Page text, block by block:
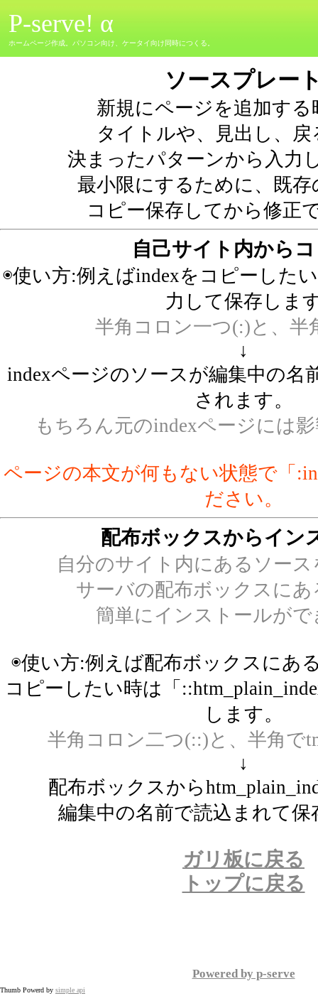
P-serve! α
ホームページ作成。パソコン向け、ケータイ向け同時につくる。
ソースプレー
新規にページを追加する
タイトルや、見出し、
決まったパターンから入力
最小限にするために、既
コピー保存してから修正
自己サイト内から
◉使い方:例えばindexをコピーした
力して保存しま
半角コロン一つ(:)と、半
↓
indexページのソースが編集中の名
されます。
もちろん元のindexページには
ページの本文が何もない状態で「
ださい。
配布ボックスからイン
自分のサイト内にあるソー
サーバの配布ボックスに
簡単にインストールが
◉使い方:例えば配布ボックスにあ
コピーしたい時は「
します。
半角コロン二つ(::)と、半角で
↓
配布ボックスから
編集中の名前で読込まれて
ガリ板に戻る
トップに戻る
Powered by p-serve
Thumb Powerd by simple api